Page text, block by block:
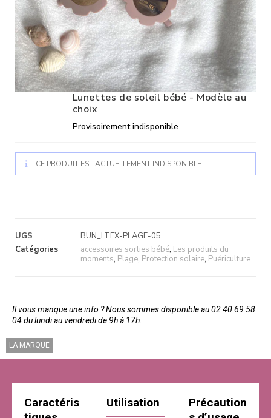
Lunettes de soleil bébé - Modèle au
choix
Provisoirement indisponible
CE PRODUIT EST ACTUELLEMENT INDISPONIBLE.
UGS
BUN_LTEX-PLAGE-05
Catégories
accessoires sorties bébé, Les produits du
moments, Plage, Protection solaire, Puériculture
Il vous manque une info ? Nous sommes disponible au 02 40 69 58
04 du lundi au vendredi de 9h à 17h.
LA MARQUE
Caractéris
Utilisation
Précaution